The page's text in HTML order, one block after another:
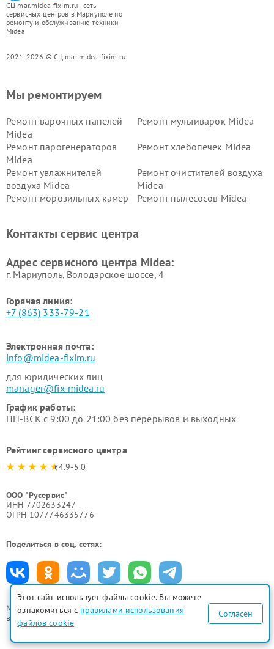
СЦ mar.midea-fixim.ru - сеть
сервисных центров в Мариуполе по
ремонту и обслуживанию техники
Midea
2021-2026 © СЦ mar.midea-fixim.ru
Мы принимаем
все формы оплаты
Мы ремонтируем
Ремонт варочных панелей
Midea
Ремонт мультиварок Midea
Ремонт парогенераторов
Midea
Ремонт хлебопечек Midea
Ремонт увлажнителей
воздуха Midea
Ремонт очистителей воздуха
Midea
Ремонт морозильных камер
Ремонт пылесосов Midea
пылесосов Midea
Midea
Контакты сервис центра
Адрес сервисного центра Midea:
г. Мариуполь, Володарское шоссе, 4
Горячая линия:
+7 (863) 333-79-21
Электронная почта:
info@midea-fixim.ru
для юридических лиц
manager@fix-midea.ru
График работы:
ПН-ВСК с 9:00 до 21:00 без перерывов и выходных
Рейтинг сервисного центра
4.9-5.0
ООО "Русервис"
ИНН 7702633247
ОГРН 1077746335776
Поделиться в соц. сетях:
Этот сайт использует файлы cookie. Вы можете
ознакомиться с правилами использования
файлов cookie
Согласен